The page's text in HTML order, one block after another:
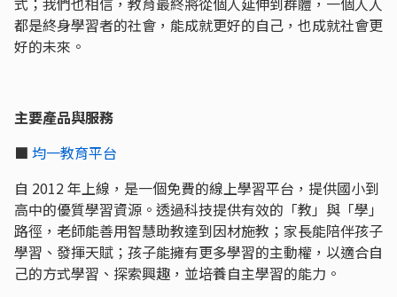
都是終身學習者的社會，能成就更好的自己，也成就社會更
好的未來。
主要產品與服務
■ 均一教育平台
自 2012 年上線，是一個免費的線上學習平台，提供國小到
高中的優質學習資源。透過科技提供有效的「教」與「學」
路徑，老師能善用智慧助教達到因材施教；家長能陪伴孩子
學習、發揮天賦；孩子能擁有更多學習的主動權，以適合自
己的方式學習、探索興趣，並培養自主學習的能力。